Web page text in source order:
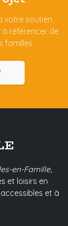
votre soutien.
à référencer de
familles.
en-Famille,
et loisirs en
et à